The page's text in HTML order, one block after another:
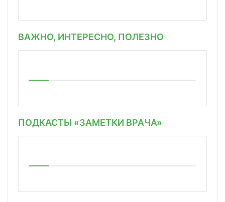
ВАЖНО, ИНТЕРЕСНО, ПОЛЕЗНО
ПОДКАСТЫ «ЗАМЕТКИ ВРАЧА»